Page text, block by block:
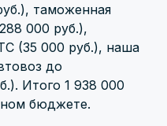
таможенная
000 руб.),
(35 000 руб.), наша
до
Итого 1 938 000
бюджете.